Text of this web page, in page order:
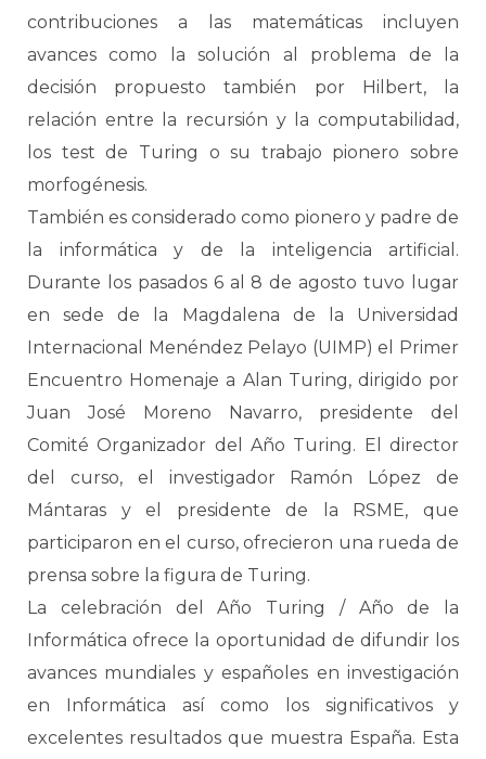
contribuciones a las matemáticas incluyen
avances como la solución al problema de la
decisión propuesto también por Hilbert, la
relación entre la recursión y la computabilidad,
los test de Turing o su trabajo pionero sobre
morfogénesis.
También es considerado como pionero y padre de
la informática y de la inteligencia artificial.
Durante los pasados 6 al 8 de agosto tuvo lugar
en sede de la Magdalena de la Universidad
Internacional Menéndez Pelayo (UIMP) el Primer
Encuentro Homenaje a Alan Turing, dirigido por
Juan José Moreno Navarro, presidente del
Comité Organizador del Año Turing. El director
del curso, el investigador Ramón López de
Mántaras y el presidente de la RSME, que
participaron en el curso, ofrecieron una rueda de
prensa sobre la figura de Turing.
La celebración del Año Turing / Año de la
Informática ofrece la oportunidad de difundir los
avances mundiales y españoles en investigación
en Informática así como los significativos y
excelentes resultados que muestra España. Esta